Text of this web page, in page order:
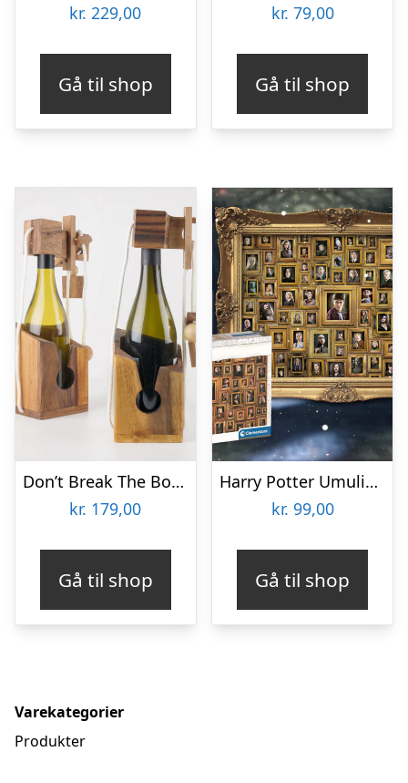
kr. 229,00
Gå til shop
kr. 79,00
Gå til shop
Don’t Break The Bottle
kr. 179,00
Gå til shop
Harry Potter Umulig Puslespil
kr. 99,00
Gå til shop
Varekategorier
Produkter